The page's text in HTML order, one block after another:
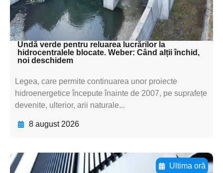
subtitluAdaugă aici
textul pentru subti
Undă verde pentru reluarea lucrărilor la
hidrocentralele blocate. Weber: Când alții închid,
noi deschidem
Legea, care permite continuarea unor proiecte
hidroenergetice începute înainte de 2007, pe suprafețe
devenite, ulterior, arii naturale...
8 august 2026
Ultima oră